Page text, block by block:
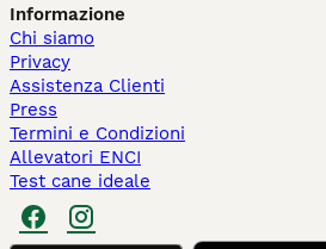
Informazione
Chi siamo
Privacy
Assistenza Clienti
Press
Termini e Condizioni
Allevatori ENCI
Test cane ideale